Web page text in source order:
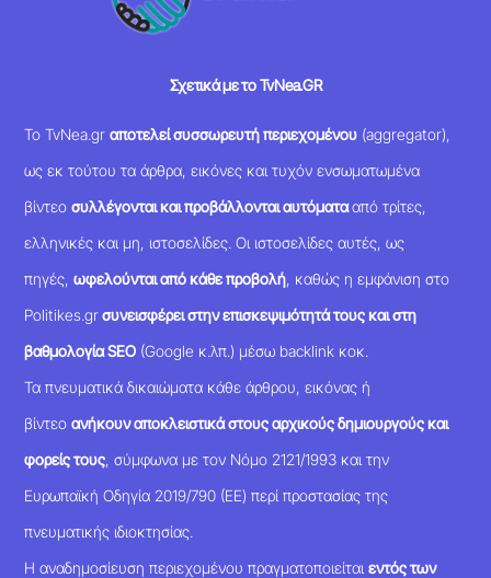
Σχετικά με το TvNea.GR
Το TvNea.grαποτελεί συσσωρευτή περιεχομένου (aggregator),
ως εκ τούτου τα άρθρα, εικόνες και τυχόν ενσωματωμένα
βίντεοσυλλέγονται και προβάλλονται αυτόματααπό τρίτες,
ελληνικές και μη, ιστοσελίδες. Οι ιστοσελίδες αυτές, ως
πηγές,ωφελούνται από κάθε προβολή, καθώς η εμφάνιση στο
Politikes.grσυνεισφέρει στην επισκεψιμότητά τους και στη
βαθμολογία SEO (Google κ.λπ.) μέσω backlink κοκ.
Τα πνευματικά δικαιώματα κάθε άρθρου, εικόνας ή
βίντεοανήκουν αποκλειστικά στους αρχικούς δημιουργούς και
φορείς τους, σύμφωνα με τον Νόμο 2121/1993 και την
Ευρωπαϊκή Οδηγία 2019/790 (ΕΕ) περί προστασίας της
πνευματικής ιδιοκτησίας.
Η αναδημοσίευση περιεχομένου πραγματοποιείταιεντός των